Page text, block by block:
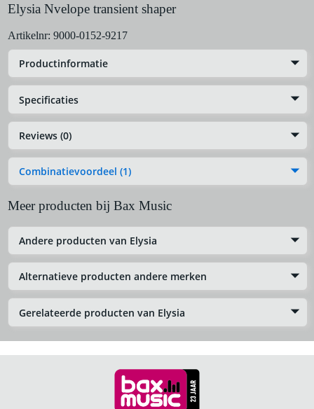
Elysia Nvelope transient shaper
Artikelnr: 9000-0152-9217
Productinformatie
Specificaties
Reviews (0)
Combinatievoordeel (1)
Meer producten bij Bax Music
Andere producten van Elysia
Alternatieve producten andere merken
Gerelateerde producten van Elysia